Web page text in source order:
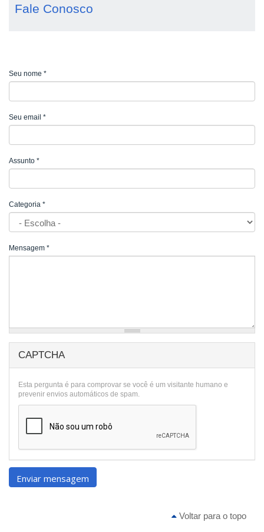
Fale Conosco
Seu nome *
Seu email *
Assunto *
Categoria *
Mensagem *
CAPTCHA
Esta pergunta é para comprovar se você é um visitante humano e
prevenir envios automáticos de spam.
Enviar mensagem
Voltar para o topo